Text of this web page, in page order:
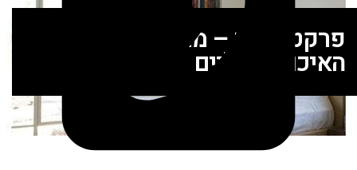
פרקט קרונו – מרגישים את
האיכות ברגליים